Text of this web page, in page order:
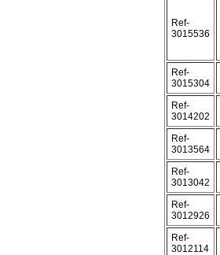
Ref-
3015536
Ref-
3015304
Ref-
3014202
Ref-
3013564
Ref-
3013042
Ref-
3012926
Ref-
3012114